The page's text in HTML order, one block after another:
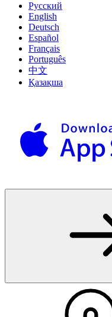
Русский
English
Deutsch
Español
Français
Português
中文
Қазақша